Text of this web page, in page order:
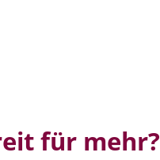
für mehr?